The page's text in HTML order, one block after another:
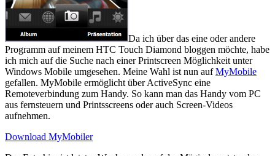
Da ich über das eine oder andere
Programm auf meinem HTC Touch Diamond bloggen möchte, habe
ich mich auf die Suche nach einer Printscreen Möglichkeit unter
Windows Mobile umgesehen. Meine Wahl ist nun aufMyMobile
gefallen. MyMobile ermöglicht über ActiveSync eine
Remoteverbindung zum Handy. So kann man das Handy vom PC
aus fernsteuern und Printsscreens oder auch Screen-Videos
aufnehmen.
Download MyMobiler